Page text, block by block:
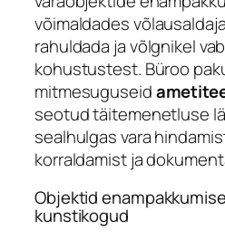
võimaldades
rahuldada ja võlgnikel
kohustustest. Büroo
mitmesuguseid
seotud täitemenetluse
sealhulgas vara
korraldamist ja
Objektid
kunstikogud